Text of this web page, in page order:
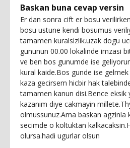
Baskan buna cevap versin
Er dan sonra cift er bosu
bosu ustune kendi bosumus
tamamen kuralsizlik.uzak dogu
gununun 00.00 lokalinde imzasi
ve ben bos gunumde ise
kural kaide.Bos gunde ise
kaza gecirsem hicbir hak
tamamen kanun disi.Bence eksik
kazanim diye cakmayin
olmussunuz.Ama baskan agzinla
secimde o koltuktan
olursa.hadi ugurlar olsun